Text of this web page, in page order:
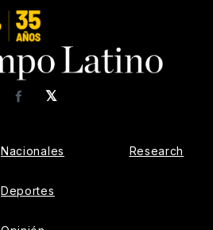
𝕏
Facebook
Nacionales
Deportes
Research